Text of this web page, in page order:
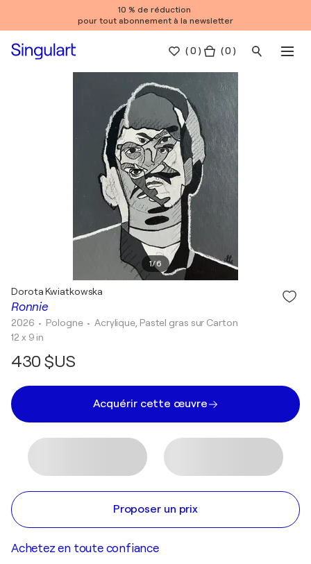
10 % de réduction
pour tout abonnement à la newsletter
(0 ) ( 0 )
1/6
Ronnie
Dorota Kwiatkowska
2026 • Pologne • Acrylique, Pastel gras sur Carton
12 x 9 in
430 $US
Acquérir cette œuvre
Proposer un prix
Achetez en toute confiance